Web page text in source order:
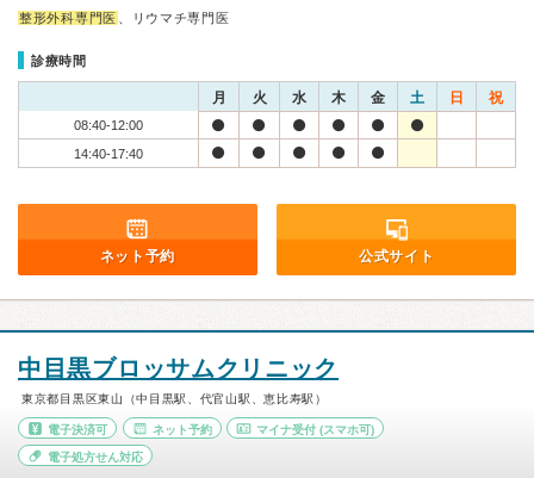
整形外科専門医 、リウマチ専門医
診療時間
月 火 水 木 金 土 日 祝
08:40-12:00
14:40-17:40
ネット予約 公式サイト
中目黒ブロッサムクリニック
東京都目黒区東山（中目黒駅、代官山駅、恵比寿駅）
電子決済可 ネット予約 マイナ受付 (スマホ可)
電子処方せん対応